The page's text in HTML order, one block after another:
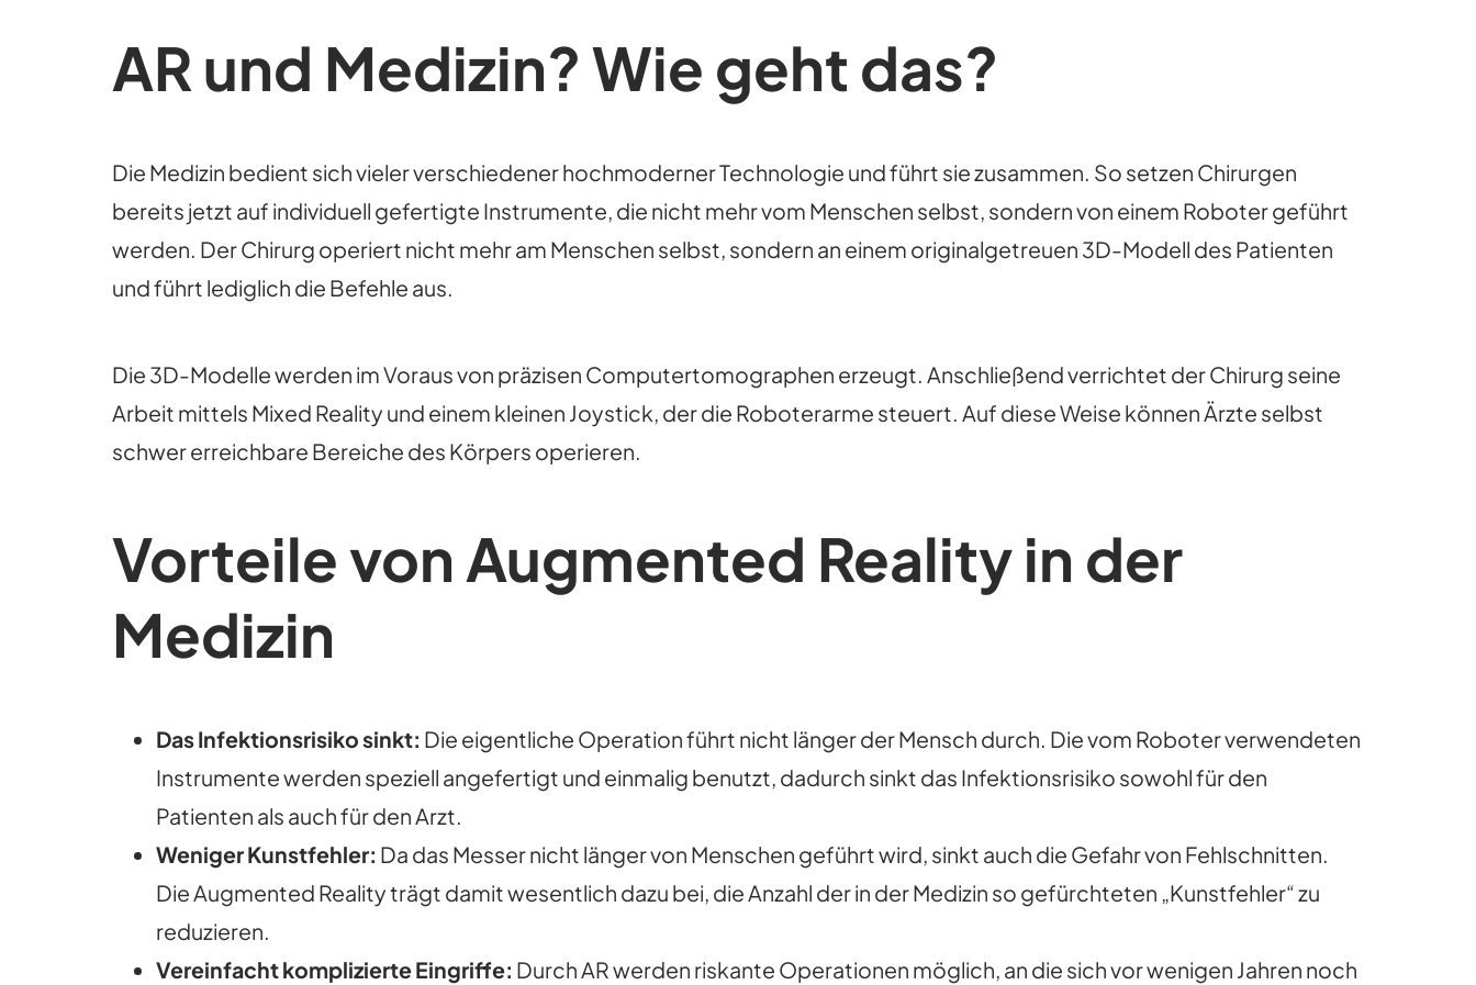
AR und Medizin? Wie geht das?
Die Medizin bedient sich vieler verschiedener hochmoderner Technologie und führt sie zusammen. So setzen Chirurgen
bereits jetzt auf individuell gefertigte Instrumente, die nicht mehr vom Menschen selbst, sondern von einem Roboter geführt
werden. Der Chirurg operiert nicht mehr am Menschen selbst, sondern an einem originalgetreuen 3D-Modell des Patienten
und führt lediglich die Befehle aus.
Die 3D-Modelle werden im Voraus von präzisen Computertomographen erzeugt. Anschließend verrichtet der Chirurg seine
Arbeit mittels Mixed Reality und einem kleinen Joystick, der die Roboterarme steuert. Auf diese Weise können Ärzte selbst
schwer erreichbare Bereiche des Körpers operieren.
Vorteile von Augmented Reality in der
Medizin
Das Infektionsrisiko sinkt: Die eigentliche Operation führt nicht länger der Mensch durch. Die vom Roboter verwendeten
Instrumente werden speziell angefertigt und einmalig benutzt, dadurch sinkt das Infektionsrisiko sowohl für den
Patienten als auch für den Arzt.
Weniger Kunstfehler: Da das Messer nicht länger von Menschen geführt wird, sinkt auch die Gefahr von Fehlschnitten.
Die Augmented Reality trägt damit wesentlich dazu bei, die Anzahl der in der Medizin so gefürchteten „Kunstfehler“ zu
reduzieren.
Vereinfacht komplizierte Eingriffe: Durch AR werden riskante Operationen möglich, an die sich vor wenigen Jahren noch